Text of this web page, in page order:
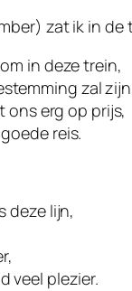
zat ik in
in deze trein,
zal
ons erg op prijs,
reis.
deze lijn,
veel plezier.